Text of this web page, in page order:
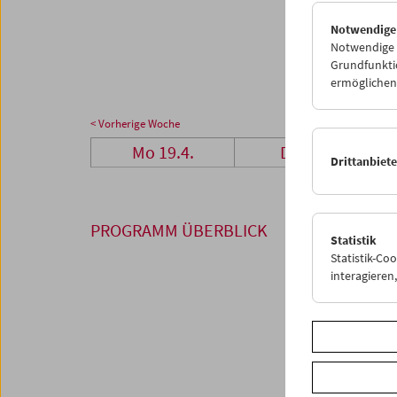
03
< Vorherige Woche
Mo 19.4. Di 20.4.
PROGRAMM ÜBERBLICK
Notwendige
Statistik
Statistik-